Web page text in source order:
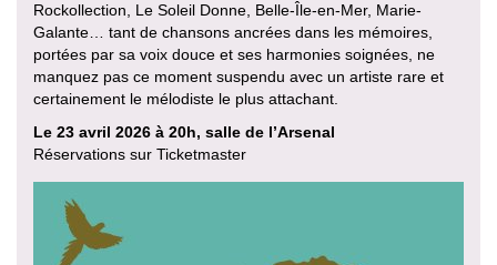
Rockollection, Le Soleil Donne, Belle-Île-en-Mer, Marie-
Galante… tant de chansons ancrées dans les mémoires,
portées par sa voix douce et ses harmonies soignées, ne
manquez pas ce moment suspendu avec un artiste rare et
certainement le mélodiste le plus attachant.
Le 23 avril 2026 à 20h, salle de l’Arsenal
Réservations sur Ticketmaster